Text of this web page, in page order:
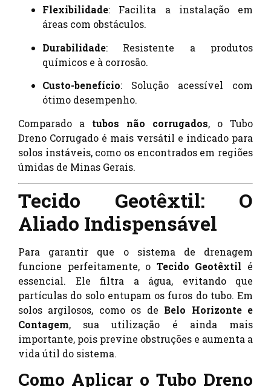
Flexibilidade: Facilita a instalação em
áreas com obstáculos.
Durabilidade: Resistente a produtos
químicos e à corrosão.
Custo-benefício: Solução acessível com
ótimo desempenho.
Comparado a tubos não corrugados, o Tubo
Dreno Corrugado é mais versátil e indicado para
solos instáveis, como os encontrados em regiões
úmidas de Minas Gerais.
Tecido Geotêxtil: O
Aliado Indispensável
Para garantir que o sistema de drenagem
funcione perfeitamente, o Tecido Geotêxtil é
essencial. Ele filtra a água, evitando que
partículas do solo entupam os furos do tubo. Em
solos argilosos, como os de Belo Horizonte e
Contagem, sua utilização é ainda mais
importante, pois previne obstruções e aumenta a
vida útil do sistema.
Como Aplicar o Tubo Dreno